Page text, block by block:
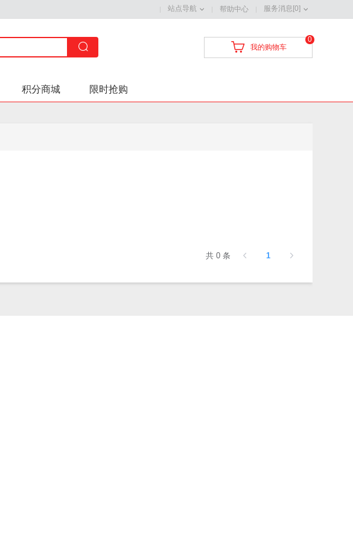
站点导航 帮助中心 服务消息[0]
我的购物车
0
积分商城 限时抢购
共 0 条 1